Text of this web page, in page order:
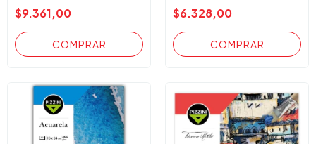
$9.361,00 $6.328,00